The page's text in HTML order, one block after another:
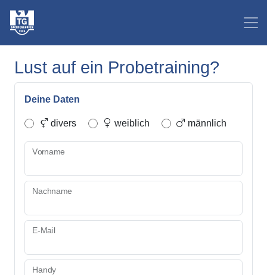
Lust auf ein Probetraining?
Deine Daten
divers weiblich männlich
Vorname
Nachname
E-Mail
Handy